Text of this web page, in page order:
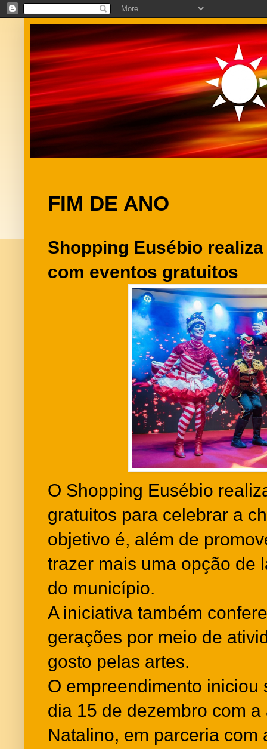
FIM DE ANO
Shopping Eusébio
com eventos gratuitos
O Shopping Eusébio
gratuitos para celebrar a
objetivo é, além de
trazer mais uma opção de
do município.
A iniciativa também
gerações por meio de
gosto pelas artes.
O empreendimento iniciou
dia 15 de dezembro com
Natalino, em parceria com